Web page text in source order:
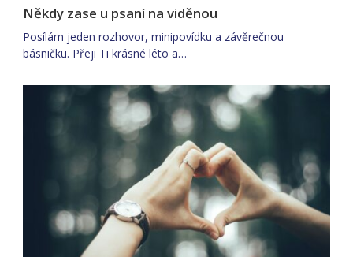
Někdy zase u psaní na viděnou
Posílám jeden rozhovor, minipovídku a závěrečnou
básničku. Přeji Ti krásné léto a…